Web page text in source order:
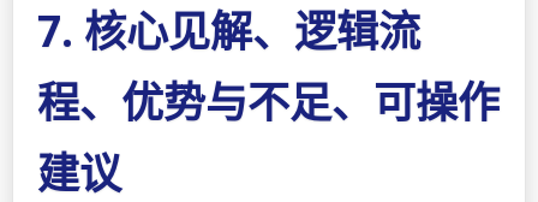
7. 核心见解、逻辑流
程、优势与不足、可操作
建议